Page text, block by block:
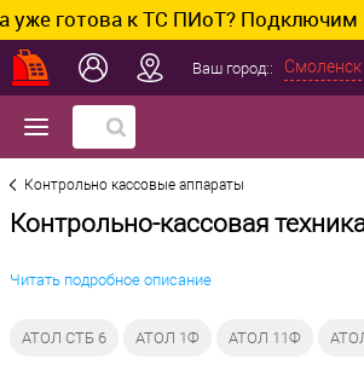
к ТС ПИоТ? Подключим и
Ваш город:: Смоленск
Контрольно кассовые аппараты
Контрольно-кассовая
Читать подробное описание
АТОЛ СТБ 6 АТОЛ 1Ф АТОЛ 11Ф